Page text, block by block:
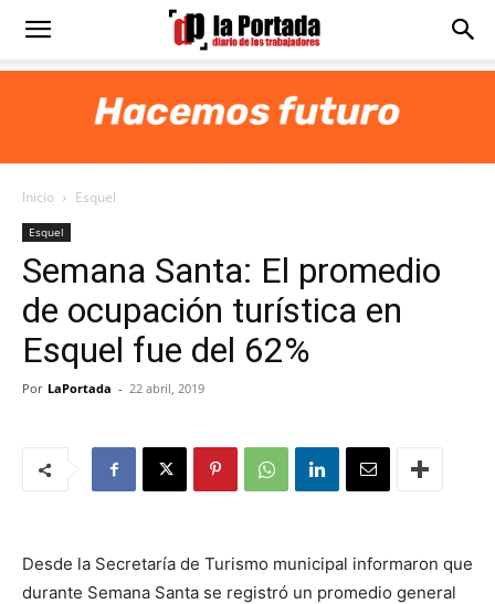
Diario
Portada
Inicio Esquel
Esquel
Semana Santa: El promedio
de ocupación turística en
Esquel fue del 62%
Por LaPortada - 22 abril, 2019
Desde la Secretaría de Turismo municipal informaron que
durante Semana Santa se registró un promedio general